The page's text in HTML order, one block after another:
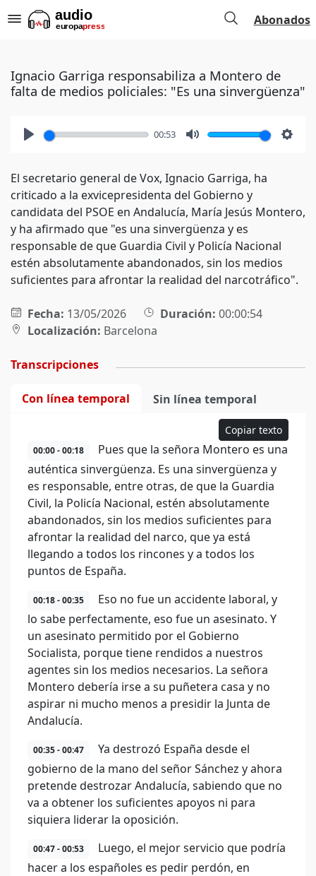
Abonados
Ignacio Garriga responsabiliza a Montero de
falta de medios policiales: "Es una sinvergüenza"
00:53
El secretario general de Vox, Ignacio Garriga, ha
criticado a la exvicepresidenta del Gobierno y
candidata del PSOE en Andalucía, María Jesús Montero,
y ha afirmado que "es una sinvergüenza y es
responsable de que Guardia Civil y Policía Nacional
estén absolutamente abandonados, sin los medios
suficientes para afrontar la realidad del narcotráfico".
Fecha: 13/05/2026 Duración: 00:00:54
Localización: Barcelona
Transcripciones
Con línea temporal Sin línea temporal
Copiar texto
00:00 - 00:18
Pues que la señora Montero es una
auténtica sinvergüenza. Es una sinvergüenza y
es responsable, entre otras, de que la Guardia
Civil, la Policía Nacional, estén absolutamente
abandonados, sin los medios suficientes para
afrontar la realidad del narco, que ya está
llegando a todos los rincones y a todos los
puntos de España.
00:18 - 00:35
Eso no fue un accidente laboral, y
lo sabe perfectamente, eso fue un asesinato. Y
un asesinato permitido por el Gobierno
Socialista, porque tiene rendidos a nuestros
agentes sin los medios necesarios. La señora
Montero debería irse a su puñetera casa y no
aspirar ni mucho menos a presidir la Junta de
Andalucía.
00:35 - 00:47
Ya destrozó España desde el
gobierno de la mano del señor Sánchez y ahora
pretende destrozar Andalucía, sabiendo que no
va a obtener los suficientes apoyos ni para
siquiera liderar la oposición.
00:47 - 00:53
Luego, el mejor servicio que podría
hacer a los españoles es pedir perdón, en